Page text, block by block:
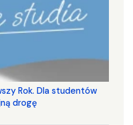
Rok. Dla studentów
drogę